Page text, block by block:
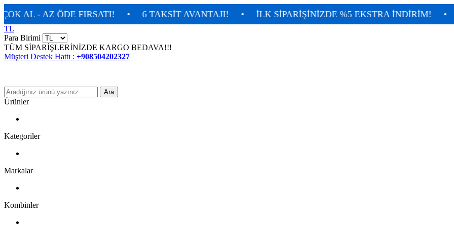
- AZ ÖDE FIRSATI! • 6 TAKSİT AVANTAJI! • İLK SİPARİŞİNİZDE %5 EKSTRA İNDİRİM! • TÜM
TL
Para Birimi
TÜM SİPARİŞLERİNİZDE KARGO BEDAVA!!!
Müşteri Destek Hattı : +908504202327
Ara
Ürünler
Kategoriler
Markalar
Kombinler